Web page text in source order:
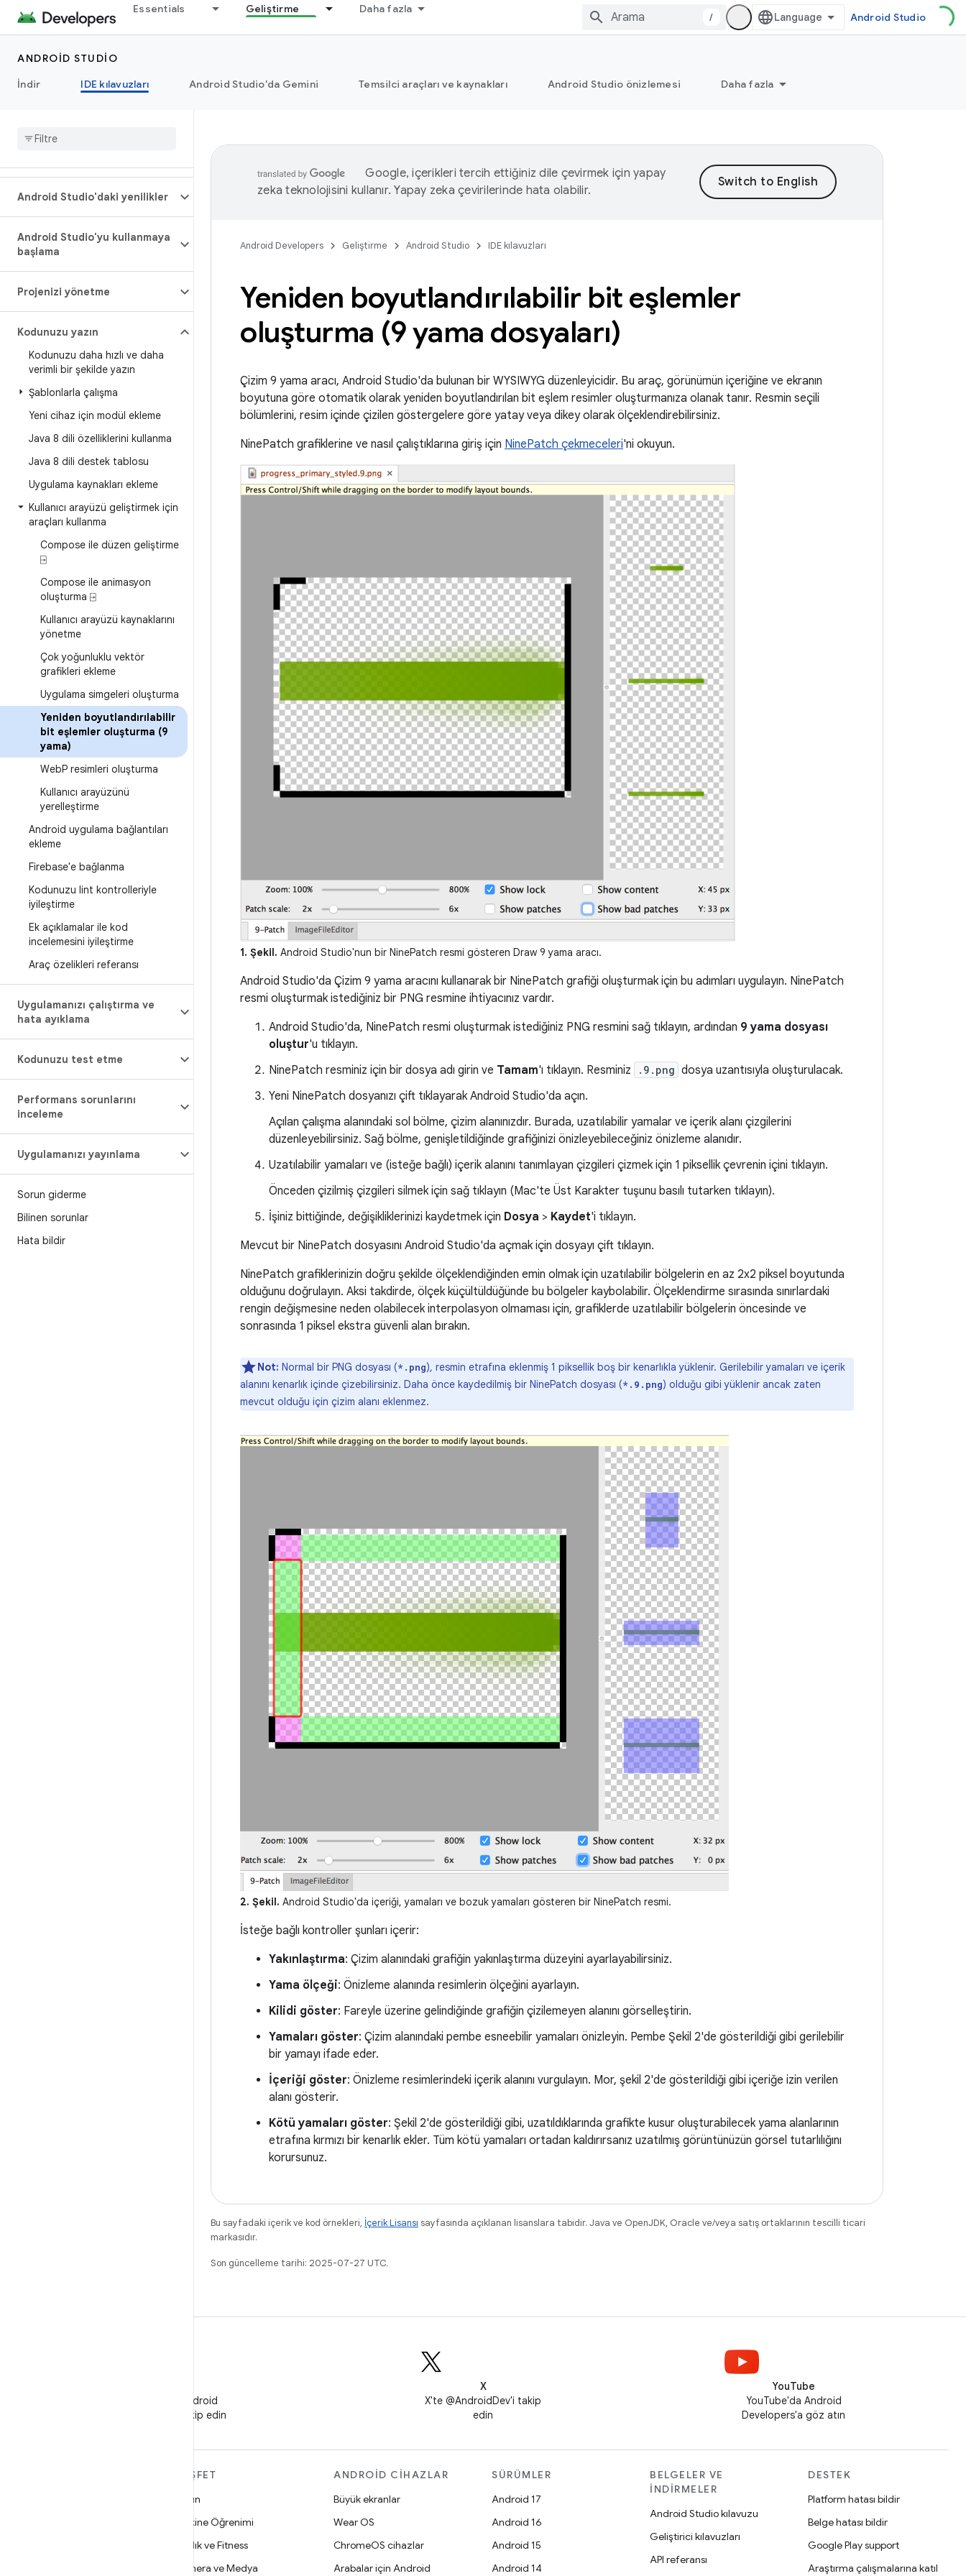
Essentials Geliştirme Daha fazla
/ Android Studio
ANDROID STUDIO
İndir
IDE kılavuzları Android Studio'da Gemini Temsilci araçları ve kaynakları Android Studio önizlemesi Daha fazla
Android Studio'daki yenilikler
Android Studio'yu kullanmaya
başlama
Projenizi yönetme
Kodunuzu yazın
Kodunuzu daha hızlı ve daha
verimli bir şekilde yazın
Şablonlarla çalışma
Yeni cihaz için modül ekleme
Java 8 dili özelliklerini kullanma
Java 8 dili destek tablosu
Uygulama kaynakları ekleme
Kullanıcı arayüzü geliştirmek için
araçları kullanma
Compose ile düzen geliştirme
⍈
Compose ile animasyon
oluşturma ⍈
Kullanıcı arayüzü kaynaklarını
yönetme
Çok yoğunluklu vektör
grafikleri ekleme
Uygulama simgeleri oluşturma
Yeniden boyutlandırılabilir
bit eşlemler oluşturma (9
yama)
WebP resimleri oluşturma
Kullanıcı arayüzünü
yerelleştirme
Android uygulama bağlantıları
ekleme
Firebase'e bağlanma
Kodunuzu lint kontrolleriyle
iyileştirme
Ek açıklamalar ile kod
incelemesini iyileştirme
Araç özelikleri referansı
Uygulamanızı çalıştırma ve
hata ayıklama
Kodunuzu test etme
Performans sorunlarını
inceleme
Uygulamanızı yayınlama
Sorun giderme
Bilinen sorunlar
Hata bildir
Google, içerikleri tercih ettiğiniz dile çevirmek için yapay
zeka teknolojisini kullanır. Yapay zeka çevirilerinde hata olabilir.
Android Developers Geliştirme Android Studio IDE kılavuzları
Yeniden boyutlandırılabilir bit eşlemler
oluşturma (9 yama dosyaları)
Çizim 9 yama aracı, Android Studio'da bulunan bir WYSIWYG düzenleyicidir. Bu araç, görünümün içeriğine ve ekranın
boyutuna göre otomatik olarak yeniden boyutlandırılan bit eşlem resimler oluşturmanıza olanak tanır. Resmin seçili
bölümlerini, resim içinde çizilen göstergelere göre yatay veya dikey olarak ölçeklendirebilirsiniz.
NinePatch grafiklerine ve nasıl çalıştıklarına giriş için NinePatch çekmeceleri'ni okuyun.
1. Şekil. Android Studio'nun bir NinePatch resmi gösteren Draw 9 yama aracı.
Android Studio'da Çizim 9 yama aracını kullanarak bir NinePatch grafiği oluşturmak için bu adımları uygulayın. NinePatch
resmi oluşturmak istediğiniz bir PNG resmine ihtiyacınız vardır.
Android Studio'da, NinePatch resmi oluşturmak istediğiniz PNG resmini sağ tıklayın, ardından 9 yama dosyası
oluştur'u tıklayın.
NinePatch resminiz için bir dosya adı girin ve Tamam'ı tıklayın. Resminiz .9.png dosya uzantısıyla oluşturulacak.
Yeni NinePatch dosyanızı çift tıklayarak Android Studio'da açın.
Açılan çalışma alanındaki sol bölme, çizim alanınızdır. Burada, uzatılabilir yamalar ve içerik alanı çizgilerini
düzenleyebilirsiniz. Sağ bölme, genişletildiğinde grafiğinizi önizleyebileceğiniz önizleme alanıdır.
Uzatılabilir yamaları ve (isteğe bağlı) içerik alanını tanımlayan çizgileri çizmek için 1 piksellik çevrenin içini tıklayın.
Önceden çizilmiş çizgileri silmek için sağ tıklayın (Mac'te Üst Karakter tuşunu basılı tutarken tıklayın).
İşiniz bittiğinde, değişikliklerinizi kaydetmek için Dosya > Kaydet'i tıklayın.
Mevcut bir NinePatch dosyasını Android Studio'da açmak için dosyayı çift tıklayın.
NinePatch grafiklerinizin doğru şekilde ölçeklendiğinden emin olmak için uzatılabilir bölgelerin en az 2x2 piksel boyutunda
olduğunu doğrulayın. Aksi takdirde, ölçek küçültüldüğünde bu bölgeler kaybolabilir. Ölçeklendirme sırasında sınırlardaki
rengin değişmesine neden olabilecek interpolasyon olmaması için, grafiklerde uzatılabilir bölgelerin öncesinde ve
sonrasında 1 piksel ekstra güvenli alan bırakın.
Not: Normal bir PNG dosyası (*.png), resmin etrafına eklenmiş 1 piksellik boş bir kenarlıkla yüklenir. Gerilebilir yamaları ve içerik
alanını kenarlık içinde çizebilirsiniz. Daha önce kaydedilmiş bir NinePatch dosyası (*.9.png) olduğu gibi yüklenir ancak zaten
mevcut olduğu için çizim alanı eklenmez.
2. Şekil. Android Studio'da içeriği, yamaları ve bozuk yamaları gösteren bir NinePatch resmi.
İsteğe bağlı kontroller şunları içerir:
Yakınlaştırma: Çizim alanındaki grafiğin yakınlaştırma düzeyini ayarlayabilirsiniz.
Yama ölçeği: Önizleme alanında resimlerin ölçeğini ayarlayın.
Kilidi göster: Fareyle üzerine gelindiğinde grafiğin çizilemeyen alanını görselleştirin.
Yamaları göster: Çizim alanındaki pembe esneebilir yamaları önizleyin. Pembe Şekil 2'de gösterildiği gibi gerilebilir
bir yamayı ifade eder.
İçeriği göster: Önizleme resimlerindeki içerik alanını vurgulayın. Mor, şekil 2'de gösterildiği gibi içeriğe izin verilen
alanı gösterir.
Kötü yamaları göster: Şekil 2'de gösterildiği gibi, uzatıldıklarında grafikte kusur oluşturabilecek yama alanlarının
etrafına kırmızı bir kenarlık ekler. Tüm kötü yamaları ortadan kaldırırsanız uzatılmış görüntünüzün görsel tutarlılığını
korursunuz.
Bu sayfadaki içerik ve kod örnekleri, İçerik Lisansı sayfasında açıklanan lisanslara tabidir. Java ve OpenJDK, Oracle ve/veya satış ortaklarının tescilli ticari
markasıdır.
Son güncelleme tarihi: 2025-07-27 UTC.
WeChat'te Android
Developers'ı takip edin
X
X'te @AndroidDev'i takip
edin
YouTube
YouTube'da Android
Developers'a göz atın
KEŞFET
Oyun
Makine Öğrenimi
Sağlık ve Fitness
Kamera ve Medya
ANDROID CIHAZLAR
Büyük ekranlar
Wear OS
ChromeOS cihazlar
Arabalar için Android
SÜRÜMLER
Android 17
Android 16
Android 15
Android 14
BELGELER VE
İNDIRMELER
Android Studio kılavuzu
Geliştirici kılavuzları
API referansı
DESTEK
Platform hatası bildir
Belge hatası bildir
Google Play support
Araştırma çalışmalarına katıl